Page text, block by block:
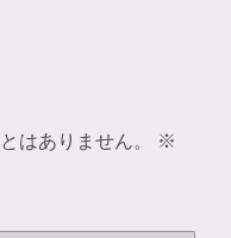
はありません。
※